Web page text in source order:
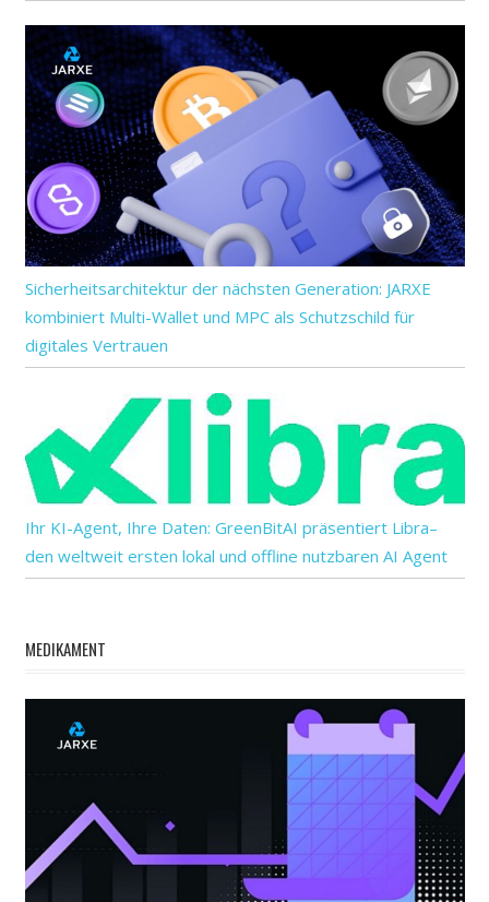
Sicherheitsarchitektur der nächsten Generation: JARXE
kombiniert Multi-Wallet und MPC als Schutzschild für
digitales Vertrauen
Ihr KI-Agent, Ihre Daten: GreenBitAI präsentiert Libra–
den weltweit ersten lokal und offline nutzbaren AI Agent
MEDIKAMENT